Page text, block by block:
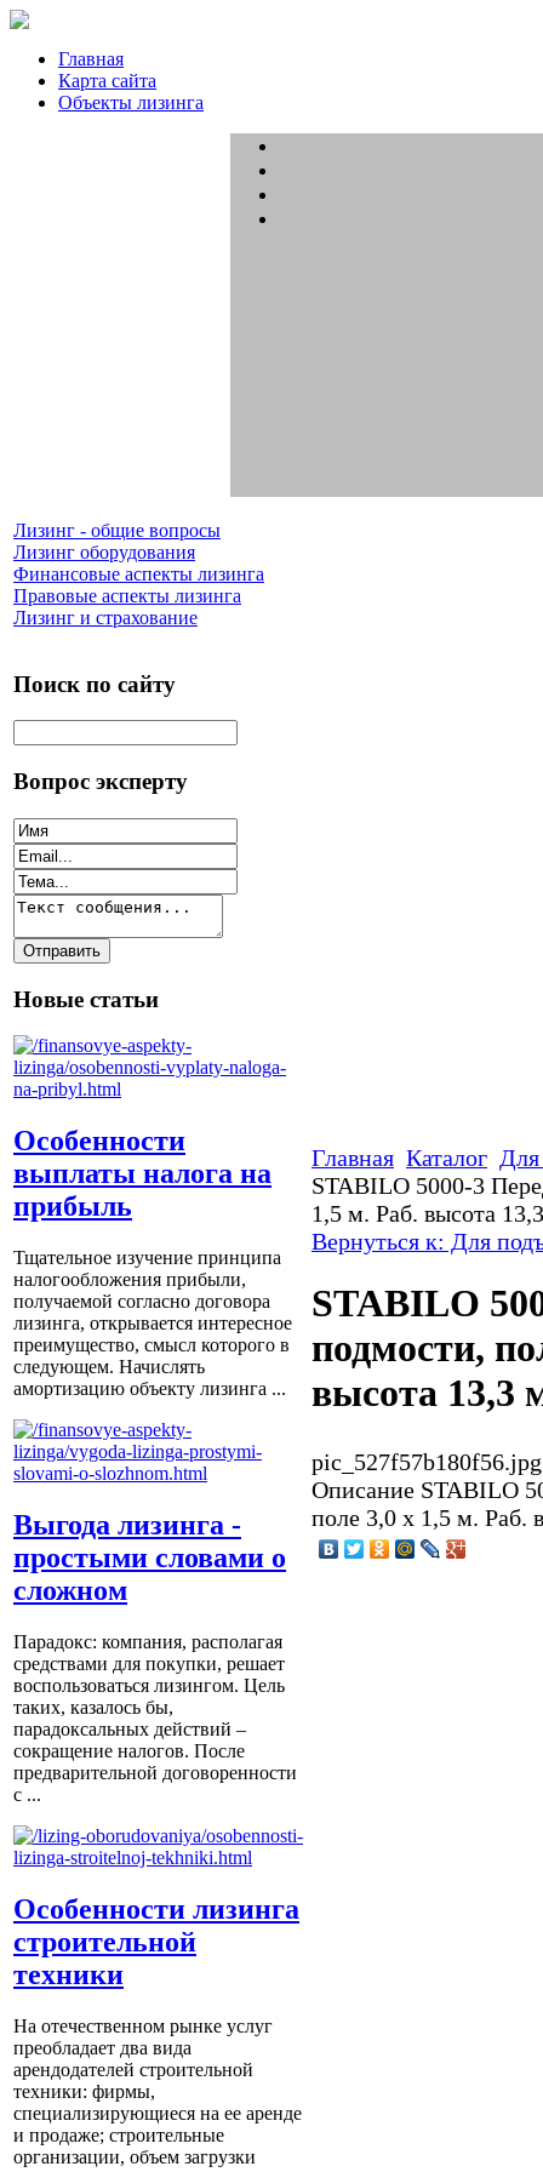
Главная
Карта сайта
Объекты лизинга
Лизинг - общие вопросы
Лизинг оборудования
Финансовые аспекты лизинга
Правовые аспекты лизинга
Лизинг и страхование
Поиск по сайту
Вопрос эксперту
Новые статьи
Особенности
выплаты налога на
прибыль
Тщательное изучение принципа
налогообложения прибыли,
получаемой согласно договора
лизинга, открывается интересное
преимущество, смысл которого в
следующем. Начислять
амортизацию объекту лизинга ...
Выгода лизинга -
простыми словами о
сложном
Парадокс: компания, располагая
средствами для покупки, решает
воспользоваться лизингом. Цель
таких, казалось бы,
парадоксальных действий –
сокращение налогов. После
предварительной договоренности
с ...
Особенности лизинга
строительной
техники
На отечественном рынке услуг
преобладает два вида
арендодателей строительной
техники: фирмы,
специализирующиеся на ее аренде
и продаже; строительные
организации, объем загрузки
Главная Каталог
STABILO 5000-3
1,5 м. Раб. высота
Вернуться к: Для
STABILO
подмости,
высота 13,3
pic_527f57b180f56.jpg
Описание STABILO
поле 3,0 х 1,5 м. Раб.